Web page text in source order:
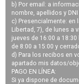
b) Por email: a
nombre, apellidos y
c) Presencialmente: en
Libertad, 7), de lunes a
jueves de 16:00 a
de 8:00 a 15:00 y
d) Para los recibos en
apartado mis datos/
PAGO EN LÍNEA:
Si ya dispone de